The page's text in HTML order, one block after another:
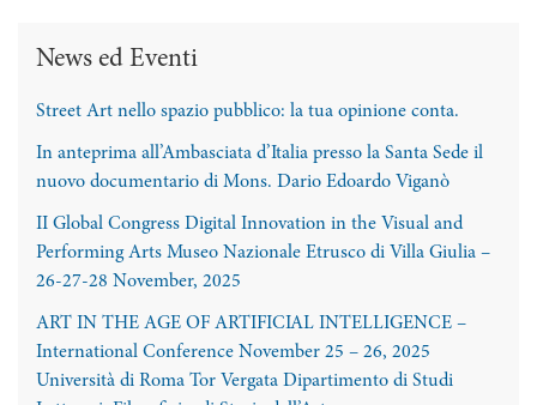
News ed Eventi
Street Art nello spazio pubblico: la tua opinione conta.
In anteprima all’Ambasciata d’Italia presso la Santa Sede il
nuovo documentario di Mons. Dario Edoardo Viganò
II Global Congress Digital Innovation in the Visual and
Performing Arts Museo Nazionale Etrusco di Villa Giulia –
26-27-28 November, 2025
ART IN THE AGE OF ARTIFICIAL INTELLIGENCE –
International Conference November 25 – 26, 2025
Università di Roma Tor Vergata Dipartimento di Studi